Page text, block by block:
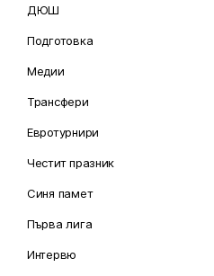
ДЮШ
Подготовка
Медии
Трансфери
Евротурнири
Честит празник
Синя памет
Първа лига
Интервю